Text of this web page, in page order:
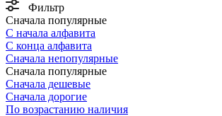
Фильтр
Сначала популярные
С начала алфавита
С конца алфавита
Сначала непопулярные
Сначала популярные
Сначала дешевые
Сначала дорогие
По возрастанию наличия